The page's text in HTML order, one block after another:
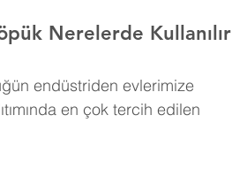
Nerelerde Kullanılır
endüstriden evlerimize
en çok tercih edilen